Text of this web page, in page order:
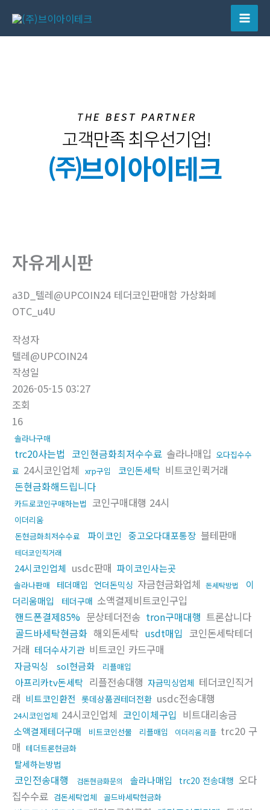
츠
Main
자유게시판
a3D_텔레@UPCOIN24 테더코인판매함 가상화폐
OTC_u4U
작성자
텔레@UPCOIN24
작성일
2026-05-15 03:27
조회
16
솔라나구매
trc20사는법 코인현금화최저수수료 솔라나매입 오다집수수
료 24시코인업체 xrp구입 코인돈세탁 비트코인퀵거래
돈현금화해드립니다
카드로코인구매하는법 코인구매대행 24시
이더리움
돈현금화최저수수료
파이코인 중고오다대포통장 블테판매
테더코인직거래
24시코인업체 usdc판매 파이코인사는곳
솔라나판매 테더매입 언더돈믹싱 자금현금화업체 돈세탁방법
이
더리움매입
테더구매 소액결제비트코인구입
핸드폰결제85% 문상테더전송 tron구매대행 트론삽니다
골드바세탁현금화 해외돈세탁 usdt매입 코인돈세탁테더
거래 테더수사기관 비트코인 카드구매
자금믹싱 sol현금화 리플매입
아프리카tv돈세탁 리플전송대행 자금믹싱업체 테더코인직거
래 비트코인환전 롯데상품권테더전환 usdc전송대행
24시코인업체 24시코인업체 코인이체구입 비트대리송금
소액결제테더구매 비트코인선물 리플매입 이더리움 리플 trc20 구
매 테더트론현금화
탈세하는방법
코인전송대행 검돈현금화문의 솔라나매입 trc20 전송대행 오다
집수수료 검돈세탁업체 골드바세탁현금화